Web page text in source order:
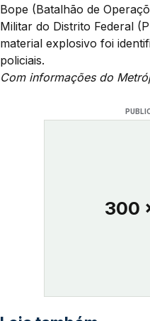
Bope (Batalhão de
Militar do Distrito Federal
material explosivo foi
policiais.
Com informações do
300